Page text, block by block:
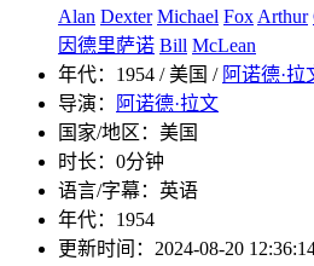
Alan Dexter Michael FoxArthur
因德里萨诺 Bill McLean
年代： 1954 / 美国 / 阿诺德·拉
导演：
阿诺德·拉文
国家/地区： 美国
时长： 0分钟
语言/字幕： 英语
年代： 1954
更新时间： 2024-08-20